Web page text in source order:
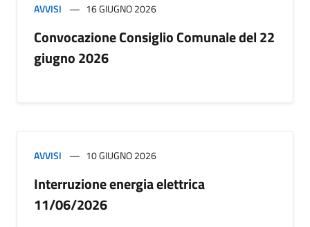
AVVISI 16 GIUGNO 2026
Convocazione Consiglio Comunale del 22
giugno 2026
AVVISI 10 GIUGNO 2026
Interruzione energia elettrica
11/06/2026